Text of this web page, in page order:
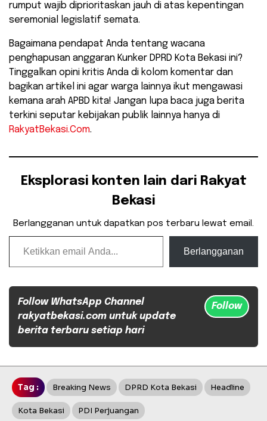
rumput wajib diprioritaskan jauh di atas kepentingan
seremonial legislatif semata.
​Bagaimana pendapat Anda tentang wacana
penghapusan anggaran Kunker DPRD Kota Bekasi ini?
Tinggalkan opini kritis Anda di kolom komentar dan
bagikan artikel ini agar warga lainnya ikut mengawasi
kemana arah APBD kita! Jangan lupa baca juga berita
terkini seputar kebijakan publik lainnya hanya di
RakyatBekasi.Com.
Eksplorasi konten lain dari Rakyat
Bekasi
Berlangganan untuk dapatkan pos terbaru lewat email.
Ketikkan email Anda...
Berlangganan
Follow WhatsApp Channel
rakyatbekasi.com untuk update
berita terbaru setiap hari
Follow
Tag : Breaking News DPRD Kota Bekasi Headline
Kota Bekasi PDI Perjuangan